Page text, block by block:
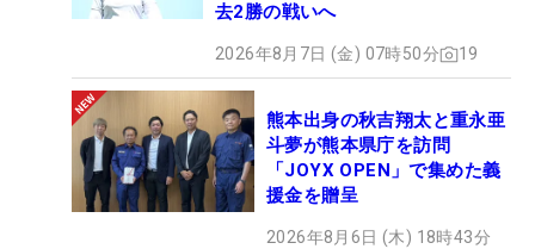
去2勝の戦いへ
2026年8月7日 (金) 07時50分 19
熊本出身の秋吉翔太と重永亜
斗夢が熊本県庁を訪問
「JOYX OPEN」で集めた義
援金を贈呈
2026年8月6日 (木) 18時43分